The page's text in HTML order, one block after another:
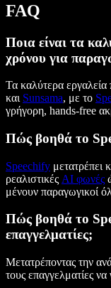
FAQ
Ποια είναι τα
χρόνου για
Τα καλύτερα εργαλεία
και Sunsama, με το
γρήγορη, hands-free
Πώς βοηθά το
Speechify μετατρέπει
ρεαλιστικές AI φωνές
μένουν παραγωγικοί
Πώς βοηθά το
επαγγελματίες;
Μετατρέποντας την
τους επαγγελματίες